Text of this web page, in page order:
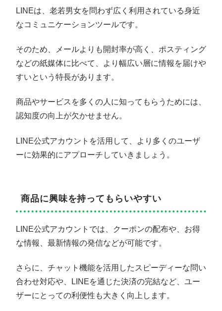
LINEは、老若男女を問わず広く利用されている身近
なコミュニケーションツールです。
そのため、メールよりも開封率が高く、ポスティング
などの紙媒体に比べて、より幅広い層に情報を届けや
すいという特長があります。
商品やサービスを多くの人に知ってもらうためには、
認知度の向上が欠かせません。
LINE公式アカウントを活用して、より多くのユーザ
ーに効果的にアプローチしていきましょう。
商品に興味を持ってもらいやすい
LINE公式アカウントでは、クーポンの配布や、お得
な情報、最新情報の発信などが可能です。
さらに、チャット機能を活用したスピーディーな問い
合わせ対応や、LINEを通じた決済の完結など、ユー
ザーにとっての利便性も大きく向上します。